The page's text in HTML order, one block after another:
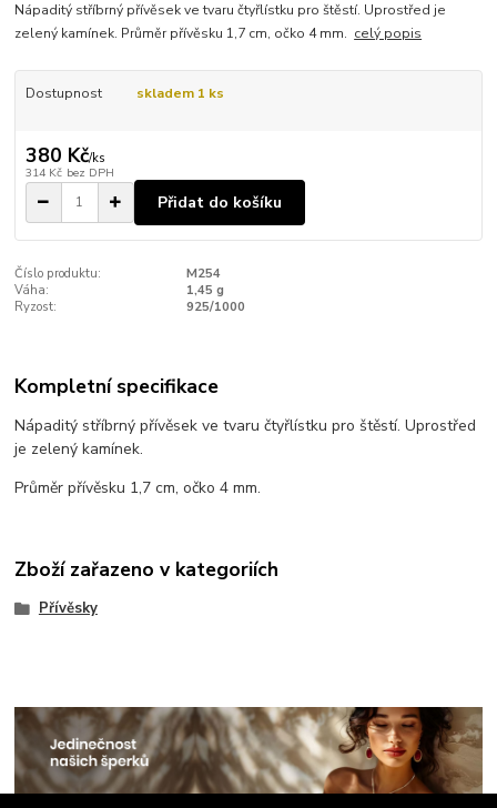
Nápaditý stříbrný přívěsek ve tvaru čtyřlístku pro štěstí. Uprostřed je
zelený kamínek. Průměr přívěsku 1,7 cm, očko 4 mm. celý popis
Dostupnost skladem 1 ks
380 Kč/ks
314 Kč bez DPH
Přidat do košíku
Číslo produktu:
M254
Váha:
1,45 g
Ryzost:
925/1000
Kompletní specifikace
Nápaditý stříbrný přívěsek ve tvaru čtyřlístku pro štěstí. Uprostřed
je zelený kamínek.
Průměr přívěsku 1,7 cm, očko 4 mm.
Zboží zařazeno v kategoriích
Přívěsky